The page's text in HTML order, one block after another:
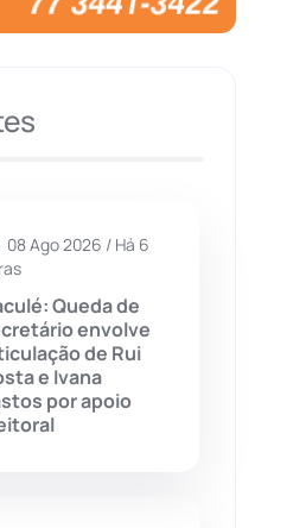
(31958)
(1504)
08 Ago 2026 / Há 6
Queda de
envolve
de Rui
e Ivana
por apoio